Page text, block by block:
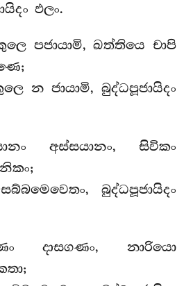
ඵලං.
කුලෙ පජායාමි, ඛත්තියෙ චාපි
න ජායාමි, බුද්ධපූජායිදං
අස්සයානං, සිවිකං
බුද්ධපූජායිදං
දාසගණං, නාරියො